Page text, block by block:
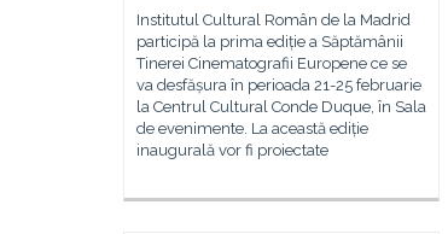
Institutul Cultural Român de la Madrid
participă la prima ediție a Săptămânii
Tinerei Cinematografii Europene ce se
va desfășura în perioada 21-25 februarie
la Centrul Cultural Conde Duque, în Sala
de evenimente. La această ediție
inaugurală vor fi proiectate